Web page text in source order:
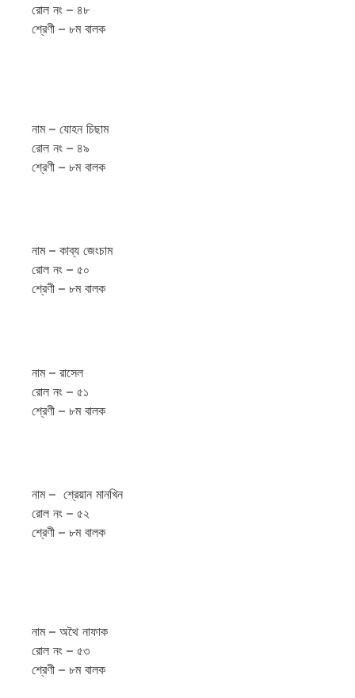
রোল নং – ৪৮
শ্রেণী – ৮ম বালক
নাম – যোহন চিছাম
রোল নং – ৪৯
শ্রেণী – ৮ম বালক
নাম – কাব্য জেংচাম
রোল নং – ৫০
শ্রেণী – ৮ম বালক
নাম – রাসেল
রোল নং – ৫১
শ্রেণী – ৮ম বালক
নাম – শ্রেয়ান মানখিন
রোল নং – ৫২
শ্রেণী – ৮ম বালক
নাম – অথৈ নাফাক
রোল নং – ৫৩
শ্রেণী – ৮ম বালক